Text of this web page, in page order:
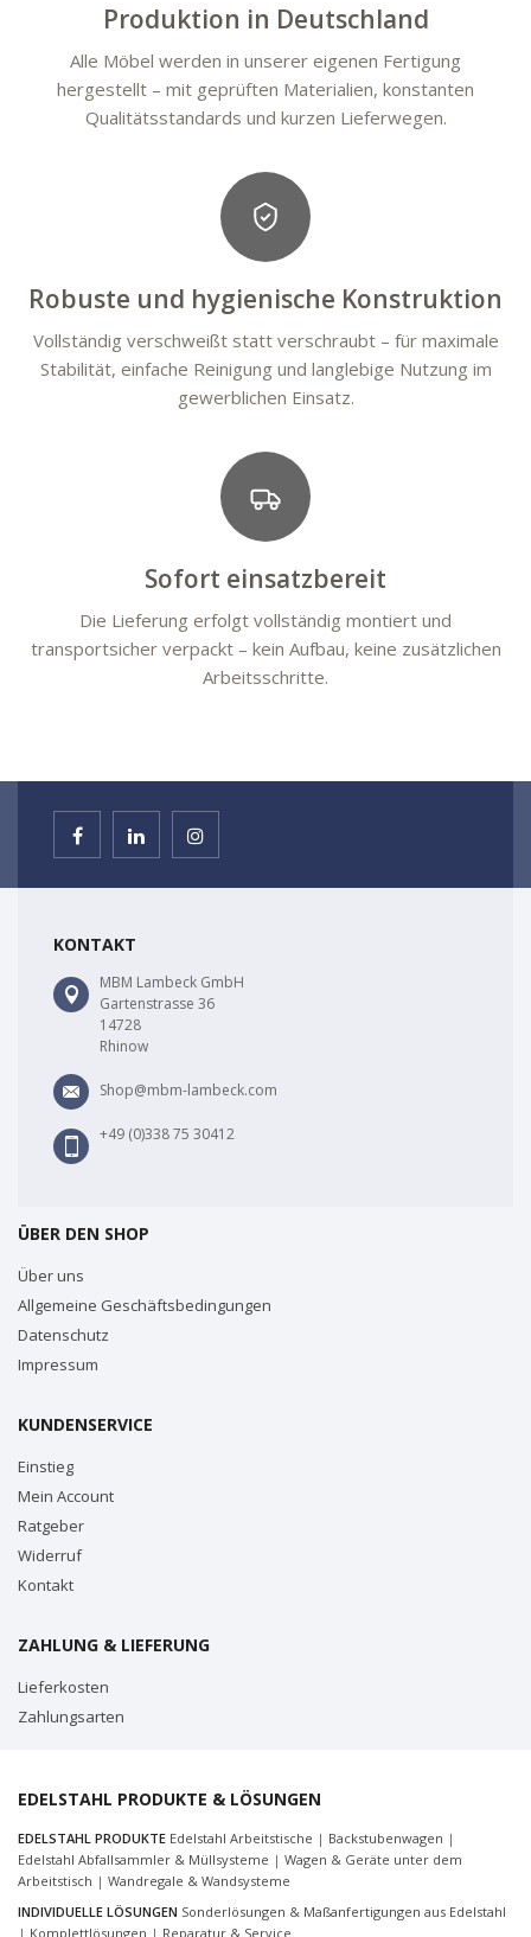
Produktion in Deutschland
Alle Möbel werden in unserer eigenen Fertigung
hergestellt – mit geprüften Materialien, konstanten
Qualitätsstandards und kurzen Lieferwegen.
Robuste und hygienische Konstruktion
Vollständig verschweißt statt verschraubt – für maximale
Stabilität, einfache Reinigung und langlebige Nutzung im
gewerblichen Einsatz.
Sofort einsatzbereit
Die Lieferung erfolgt vollständig montiert und
transportsicher verpackt – kein Aufbau, keine zusätzlichen
Arbeitsschritte.
KONTAKT
MBM Lambeck GmbH
Gartenstrasse 36
14728
Rhinow
Shop@mbm-lambeck.com
+49 (0)338 75 30412
ÜBER DEN SHOP
Über uns
Allgemeine Geschäftsbedingungen
Datenschutz
Impressum
KUNDENSERVICE
Einstieg
Mein Account
Ratgeber
Widerruf
Kontakt
ZAHLUNG & LIEFERUNG
Lieferkosten
Zahlungsarten
EDELSTAHL PRODUKTE & LÖSUNGEN
EDELSTAHL PRODUKTE Edelstahl Arbeitstische | Backstubenwagen |
Edelstahl Abfallsammler & Müllsysteme | Wagen & Geräte unter dem
Arbeitstisch | Wandregale & Wandsysteme
INDIVIDUELLE LÖSUNGEN Sonderlösungen & Maßanfertigungen aus Edelstahl
| Komplettlösungen | Reparatur & Service